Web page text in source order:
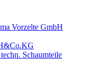
Vorzelte GmbH
Schaumteile